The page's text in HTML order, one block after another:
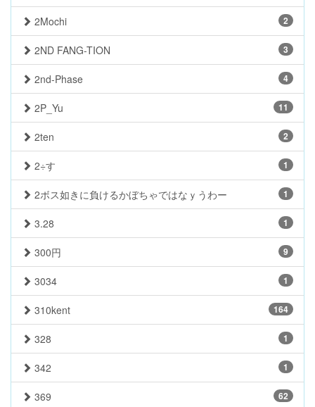
2
2Mochi
3
2ND FANG-TION
4
2nd-Phase
11
2P_Yu
2
2ten
1
2÷す
1
2ボス如きに負けるかぼちゃではなｙうわー
1
3.28
9
300円
1
3034
164
310kent
1
328
1
342
62
369